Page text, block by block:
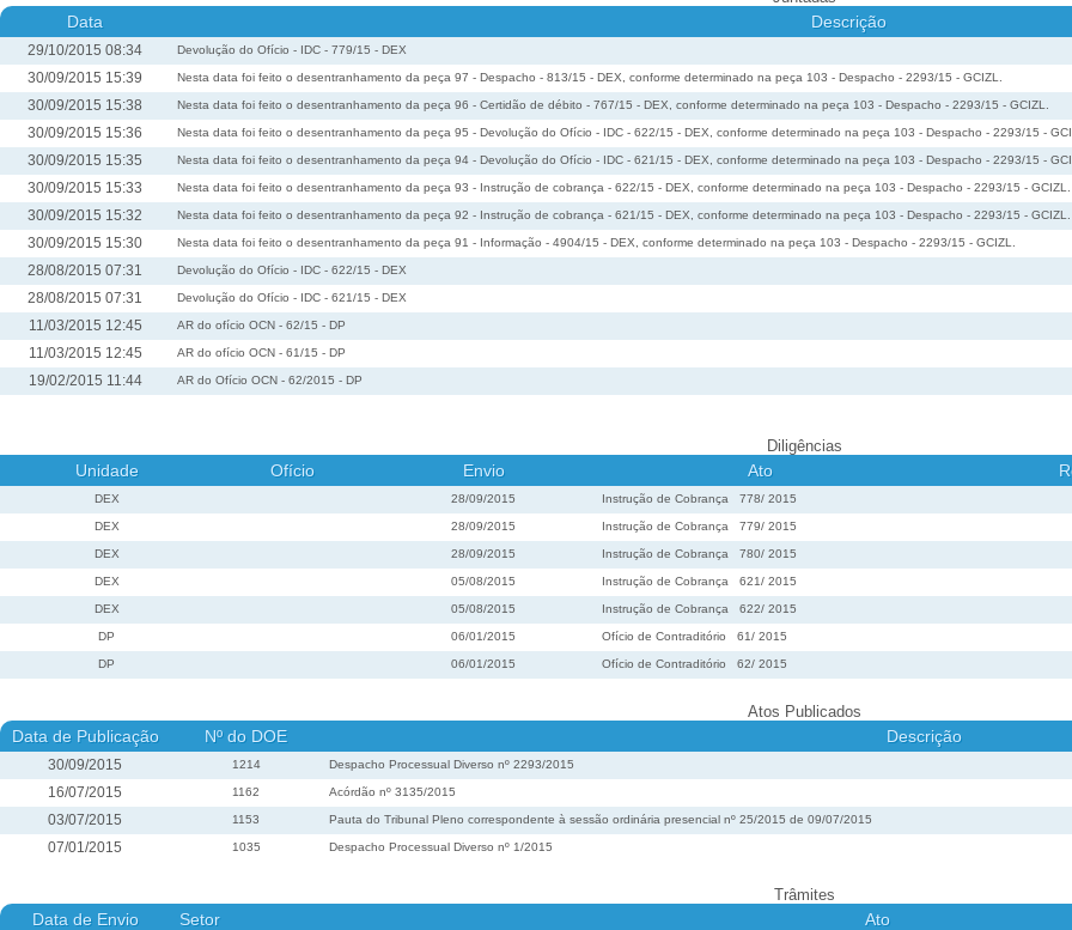
Data Descrição
29/10/2015 08:34 Devolução do Ofício - IDC - 779/15 - DEX
30/09/2015 15:39 Nesta data foi feito o desentranhamento da peça 97 - Despacho - 813/15 - DEX, conforme determinado na peça 103 - Despacho - 2293/15 - GCIZL.
30/09/2015 15:38 Nesta data foi feito o desentranhamento da peça 96 - Certidão de débito - 767/15 - DEX, conforme determinado na peça 103 - Despacho - 2293/15 - GCIZL.
30/09/2015 15:36 Nesta data foi feito o desentranhamento da peça 95 - Devolução do Ofício - IDC - 622/15 - DEX, conforme determinado na peça 103 - Despacho - 2293/15 -
30/09/2015 15:35 Nesta data foi feito o desentranhamento da peça 94 - Devolução do Ofício - IDC - 621/15 - DEX, conforme determinado na peça 103 - Despacho - 2293/15 -
30/09/2015 15:33 Nesta data foi feito o desentranhamento da peça 93 - Instrução de cobrança - 622/15 - DEX, conforme determinado na peça 103 - Despacho - 2293/15 - GCIZL.
30/09/2015 15:32 Nesta data foi feito o desentranhamento da peça 92 - Instrução de cobrança - 621/15 - DEX, conforme determinado na peça 103 - Despacho - 2293/15 - GCIZL.
30/09/2015 15:30 Nesta data foi feito o desentranhamento da peça 91 - Informação - 4904/15 - DEX, conforme determinado na peça 103 - Despacho - 2293/15 - GCIZL.
28/08/2015 07:31 Devolução do Ofício - IDC - 622/15 - DEX
28/08/2015 07:31 Devolução do Ofício - IDC - 621/15 - DEX
11/03/2015 12:45 AR do ofício OCN - 62/15 - DP
11/03/2015 12:45 AR do ofício OCN - 61/15 - DP
19/02/2015 11:44 AR do Ofício OCN - 62/2015 - DP
Diligências
Unidade Ofício Envio Ato
DEX 28/09/2015 Instrução de Cobrança 778/ 2015
DEX 28/09/2015 Instrução de Cobrança 779/ 2015
DEX 28/09/2015 Instrução de Cobrança 780/ 2015
DEX 05/08/2015 Instrução de Cobrança 621/ 2015
DEX 05/08/2015 Instrução de Cobrança 622/ 2015
DP 06/01/2015 Ofício de Contraditório 61/ 2015
DP 06/01/2015 Ofício de Contraditório 62/ 2015
Atos Publicados
Data de Publicação Nº do DOE Descrição
30/09/2015 1214 Despacho Processual Diverso nº 2293/2015
16/07/2015 1162 Acórdão nº 3135/2015
03/07/2015 1153 Pauta do Tribunal Pleno correspondente à sessão ordinária presencial nº 25/2015 de 09/07/2015
07/01/2015 1035 Despacho Processual Diverso nº 1/2015
Trâmites
Data de Envio Setor Ato